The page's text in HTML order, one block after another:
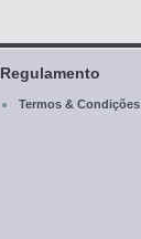
Regulamento
Termos & Condições